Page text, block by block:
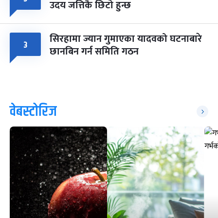
उदय जत्तिकै छिटो हुन्छ
३ सिरहामा ज्यान गुमाएका यादवको घटनाबारे
छानबिन गर्न समिति गठन
वेबस्टोरिज